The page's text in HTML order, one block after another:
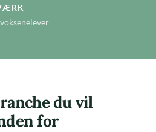
du vil
for